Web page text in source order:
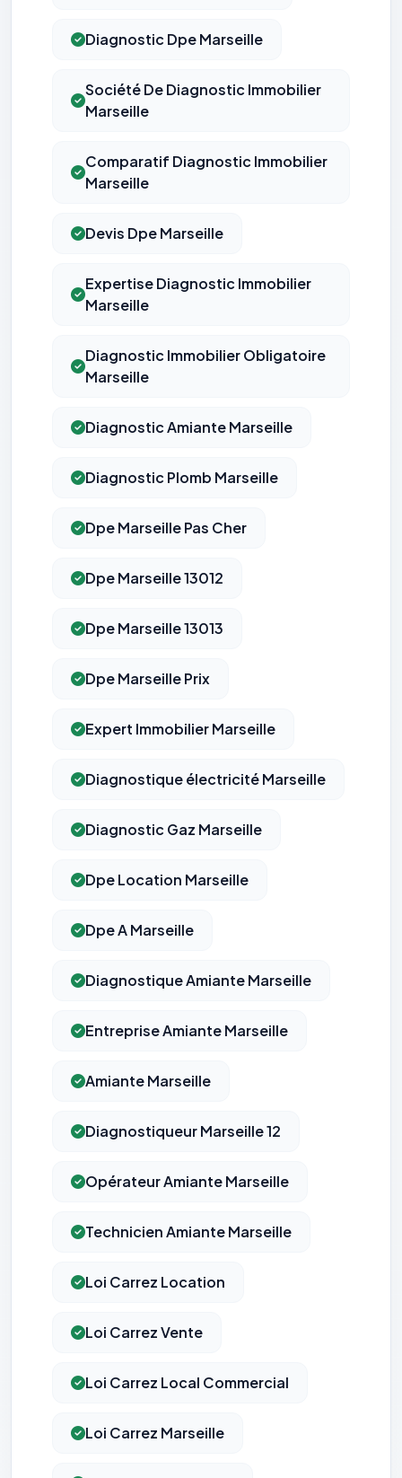
Diagnostic Dpe Marseille
Société De Diagnostic Immobilier
Marseille
Comparatif Diagnostic Immobilier
Marseille
Devis Dpe Marseille
Expertise Diagnostic Immobilier
Marseille
Diagnostic Immobilier Obligatoire
Marseille
Diagnostic Amiante Marseille
Diagnostic Plomb Marseille
Dpe Marseille Pas Cher
Dpe Marseille 13012
Dpe Marseille 13013
Dpe Marseille Prix
Expert Immobilier Marseille
Diagnostique électricité Marseille
Diagnostic Gaz Marseille
Dpe Location Marseille
Dpe A Marseille
Diagnostique Amiante Marseille
Entreprise Amiante Marseille
Amiante Marseille
Diagnostiqueur Marseille 12
Opérateur Amiante Marseille
Technicien Amiante Marseille
Loi Carrez Location
Loi Carrez Vente
Loi Carrez Local Commercial
Loi Carrez Marseille